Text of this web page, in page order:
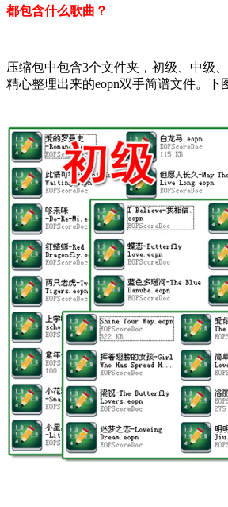
都包含什么歌曲？
压缩包中包含3个文件夹，初级、中级
精心整理出来的eopn双手简谱文件。下